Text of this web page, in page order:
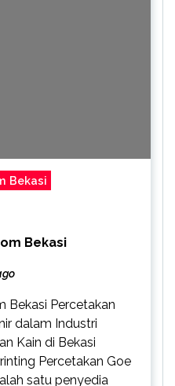
Bekasi
Bekasi
Bekasi Percetakan
dalam Industri
Kain di Bekasi
Percetakan Goe
satu penyedia